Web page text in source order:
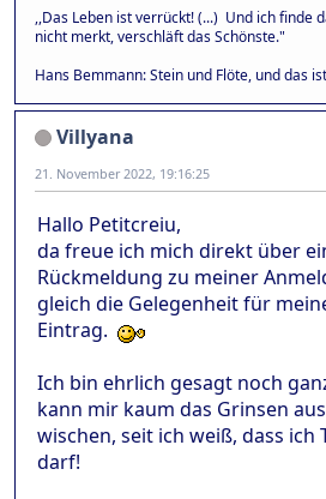
,,Das Leben ist verrückt! (...) Und ich finde
nicht merkt, verschläft das Schönste."
Hans Bemmann: Stein und Flöte, und das
Villyana
21. November 2022, 19:16:25
Hallo Petitcreiu,
da freue ich mich direkt über
Rückmeldung zu meiner
gleich die Gelegenheit für
Eintrag.
Ich bin ehrlich gesagt noch
kann mir kaum das Grinsen
wischen, seit ich weiß, dass ich
darf!